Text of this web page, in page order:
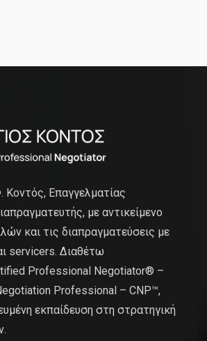
Κοντός, Επαγγελματίας
με αντικείμενο
και τις διαπραγματεύσεις με
servicers. Διαθέτω
Professional Negotiator® –
Professional – CNP™,
εκπαίδευση στη στρατηγική